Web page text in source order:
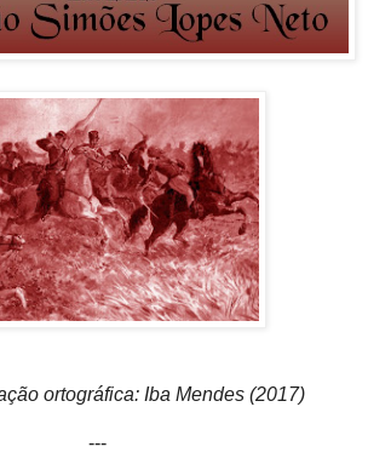
ortográfica: Iba Mendes (2017)
---